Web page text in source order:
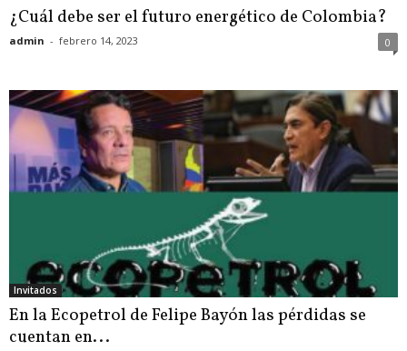
¿Cuál debe ser el futuro energético de Colombia?
admin - febrero 14, 2023 0
Invitados
En la Ecopetrol de Felipe Bayón las pérdidas se
cuentan en...